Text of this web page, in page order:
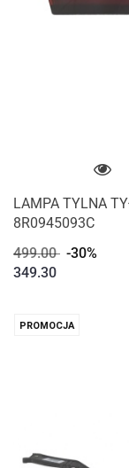
LAMPA TYLNA
8R0945093C
499.00 -30%
349.30
PROMOCJA